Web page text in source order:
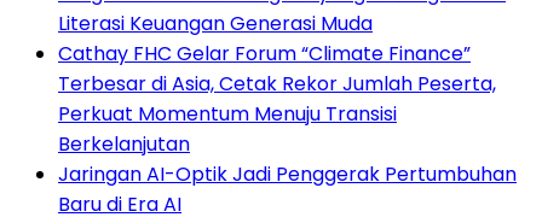
Literasi Keuangan Generasi Muda
Cathay FHC Gelar Forum “Climate Finance”
Terbesar di Asia, Cetak Rekor Jumlah Peserta,
Perkuat Momentum Menuju Transisi
Berkelanjutan
Jaringan AI-Optik Jadi Penggerak Pertumbuhan
Baru di Era AI